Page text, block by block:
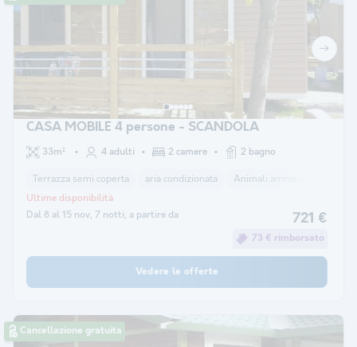
CASA MOBILE 4 persone - SCANDOLA
33m² 4 adulti 2 camere 2 bagno
Terrazza semi coperta aria condizionata Animali ammessi *
Dal 8 al 15 nov, 7 notti, a partire da
Ultime disponibilità
721 €
73 € rimborsato
Vedere le offerte
Cancellazione gratuita